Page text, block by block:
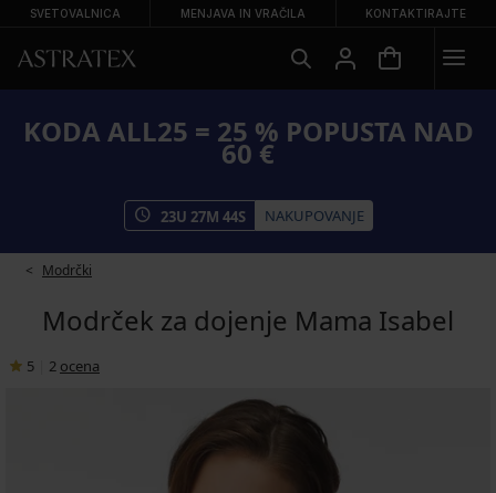
SVETOVALNICA MENJAVA IN VRAČILA KONTAKTIRAJTE
KODA ALL25 = 25 % POPUSTA NAD
60 €
23U 27M 44S NAKUPOVANJE
Modrčki
Modrček za dojenje Mama Isabel
5 2 ocena